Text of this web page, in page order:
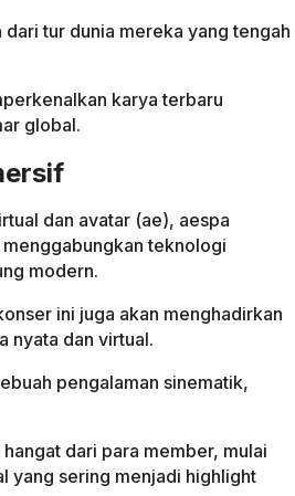
tur dunia mereka yang tengah
karya terbaru
global.
dan avatar (ae), aespa
teknologi
modern.
ini juga akan menghadirkan
nyata dan virtual.
pengalaman sinematik,
dari para member, mulai
yang sering menjadi highlight